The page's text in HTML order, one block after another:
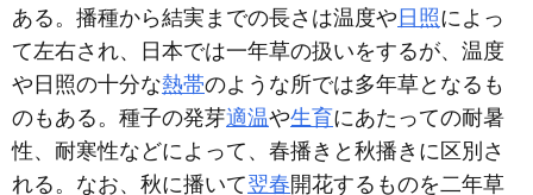
ある。播種から結実までの長さは温度や 日照によっ
て左右され、日本では一年草の扱いをするが、温度
や日照の十分な熱帯のような所では多年草となるも
のもある。種子の発芽適温や生育にあたっての耐暑
性、耐寒性などによって、春播きと秋播きに区別さ
れる。なお、秋に播いて翌春開花するものを二年草